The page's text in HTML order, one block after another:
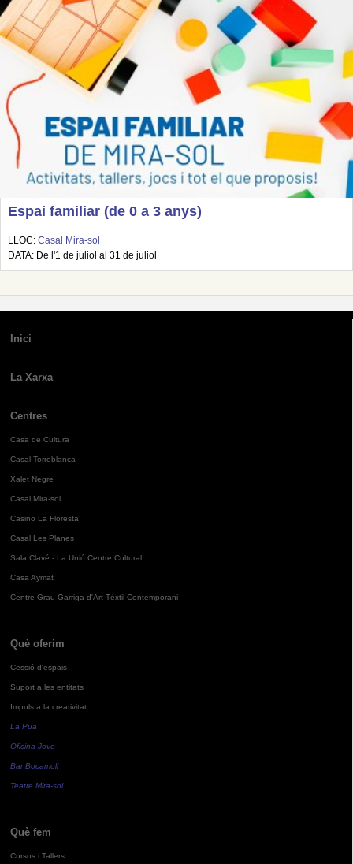
Espai familiar (de 0 a 3 anys)
LLOC: Casal Mira-sol
DATA: De l'1 de juliol al 31 de juliol
Inici
La Xarxa
Centres
Casa de Cultura
Casal Torreblanca
Xalet Negre
Casal Mira-sol
Casino La Floresta
Casal Les Planes
Sala Clavé - La Unió Centre Cultural
Casa Aymat
Centre Grau-Garriga d'Art Tèxtil Contemporani
Què oferim
Cessió d'espais
Suport a les entitats
Impuls a la creativitat
La Pua
Oficina Jove
Bar Bocamoll
Teatre Mira-sol
Què fem
Cursos i Tallers